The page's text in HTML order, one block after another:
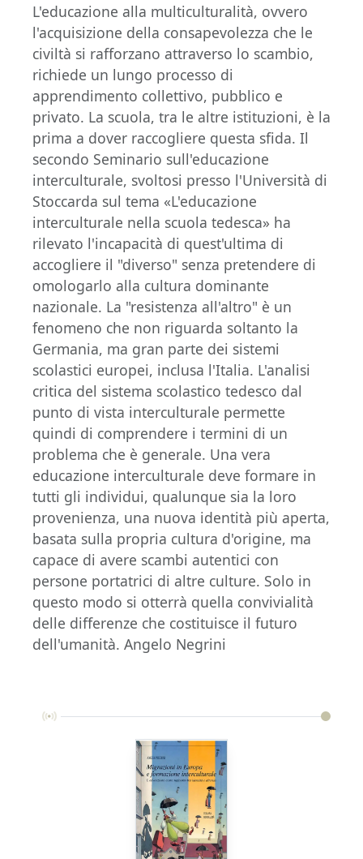
L'educazione alla multiculturalità, ovvero
l'acquisizione della consapevolezza che le
civiltà si rafforzano attraverso lo scambio,
richiede un lungo processo di
apprendimento collettivo, pubblico e
privato. La scuola, tra le altre istituzioni, è la
prima a dover raccogliere questa sfida. Il
secondo Seminario sull'educazione
interculturale, svoltosi presso l'Università di
Stoccarda sul tema «L'educazione
interculturale nella scuola tedesca» ha
rilevato l'incapacità di quest'ultima di
accogliere il "diverso" senza pretendere di
omologarlo alla cultura dominante
nazionale. La "resistenza all'altro" è un
fenomeno che non riguarda soltanto la
Germania, ma gran parte dei sistemi
scolastici europei, inclusa l'Italia. L'analisi
critica del sistema scolastico tedesco dal
punto di vista interculturale permette
quindi di comprendere i termini di un
problema che è generale. Una vera
educazione interculturale deve formare in
tutti gli individui, qualunque sia la loro
provenienza, una nuova identità più aperta,
basata sulla propria cultura d'origine, ma
capace di avere scambi autentici con
persone portatrici di altre culture. Solo in
questo modo si otterrà quella convivialità
delle differenze che costituisce il futuro
dell'umanità. Angelo Negrini